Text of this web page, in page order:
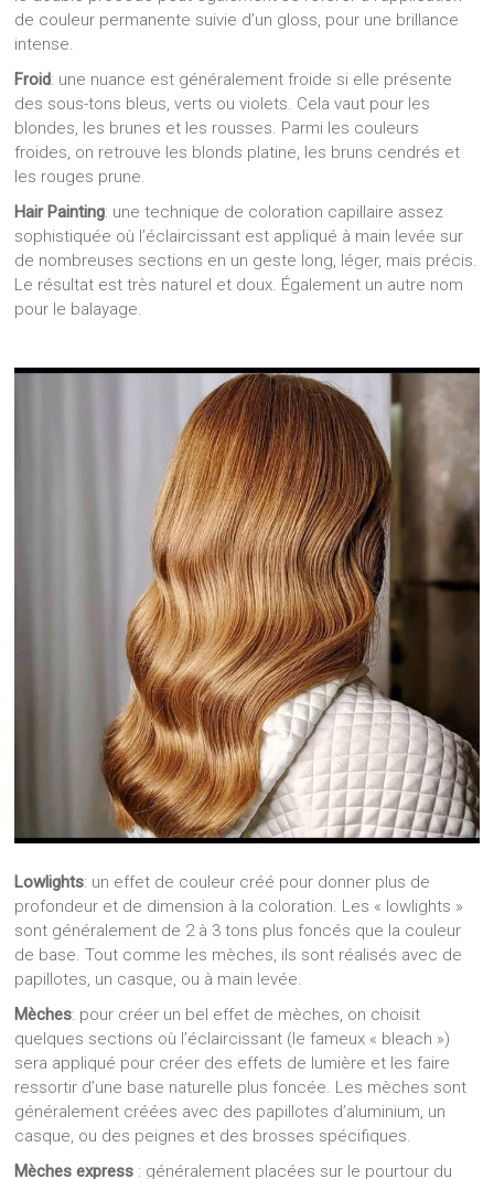
de couleur permanente suivie d’un gloss, pour une brillance
intense.
Froid: une nuance est généralement froide si elle présente
des sous-tons bleus, verts ou violets. Cela vaut pour les
blondes, les brunes et les rousses. Parmi les couleurs
froides, on retrouve les blonds platine, les bruns cendrés et
les rouges prune.
Hair Painting: une technique de coloration capillaire assez
sophistiquée où l’éclaircissant est appliqué à main levée sur
de nombreuses sections en un geste long, léger, mais précis.
Le résultat est très naturel et doux. Également un autre nom
pour le balayage.
Lowlights: un effet de couleur créé pour donner plus de
profondeur et de dimension à la coloration. Les « lowlights »
sont généralement de 2 à 3 tons plus foncés que la couleur
de base. Tout comme les mèches, ils sont réalisés avec de
papillotes, un casque, ou à main levée.
Mèches: pour créer un bel effet de mèches, on choisit
quelques sections où l’éclaircissant (le fameux « bleach »)
sera appliqué pour créer des effets de lumière et les faire
ressortir d’une base naturelle plus foncée. Les mèches sont
généralement créées avec des papillotes d’aluminium, un
casque, ou des peignes et des brosses spécifiques.
Mèches express : généralement placées sur le pourtour du